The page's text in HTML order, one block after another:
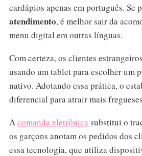
cardápios apenas em português. Se
atendimento, é melhor sair da
menu digital em outras línguas.
Com certeza, os clientes
usando um tablet para escolher um
nativo. Adotando essa prática, o
diferencial para atrair mais
Acomanda eletrônicasubstitui o
os garçons anotam os pedidos dos
essa tecnologia, que utiliza